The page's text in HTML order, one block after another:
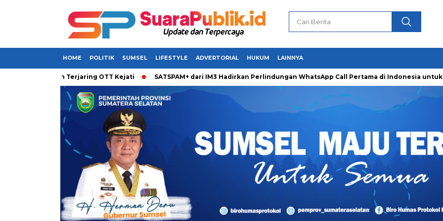
HOME POLITIK SUMSEL LIFESTYLE ADVERTORIAL HUKUM LAINNYA
Dikabarkan Terjaring OTT Kejati SATSPAM+ dari IM3 Hadirkan Perlindungan WhatsApp Call Pertama di Indonesia untuk